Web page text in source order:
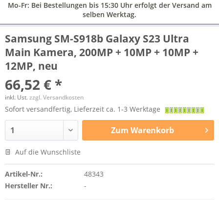
Mo-Fr: Bei Bestellungen bis 15:30 Uhr erfolgt der Versand am
selben Werktag.
Samsung SM-S918b Galaxy S23 Ultra
Main Kamera, 200MP + 10MP + 10MP +
12MP, neu
66,52 € *
inkl. Ust.zzgl. Versandkosten
Sofort versandfertig, Lieferzeit ca. 1-3 Werktage
Zum Warenkorb
Auf die Wunschliste
Artikel-Nr.:
48343
Hersteller Nr.:
-